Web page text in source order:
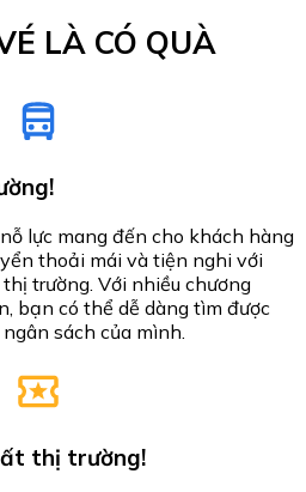
LÀ CÓ QUÀ
lực mang đến cho khách hàng
thoải mái và tiện nghi với
trường. Với nhiều chương
bạn có thể dễ dàng tìm được
sách của mình.
thị trường!